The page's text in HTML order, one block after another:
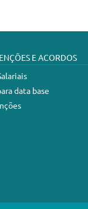
E ACORDOS
data base